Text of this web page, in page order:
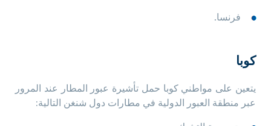
فرنسا.
كوبا
يتعين على مواطني كوبا حمل تأشيرة عبور المطار عند المرور
عبر منطقة العبور الدولية في مطارات دول شنغن التالية: